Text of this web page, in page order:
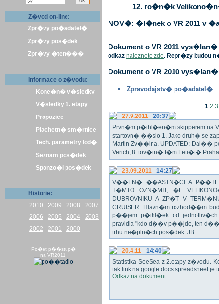
Z�vod on-line:
Zpr�vy po�adatel�
Zpr�vy pos�dek
Zpr�vy �ten���
Informace o z�vodu:
Kone�n� v�sledky
V�sledky 1. etapy
Propozice
Plachetn� sm�rnice
Tech. parametry lod�
Seznam pos�dek
Sponzo�i pos�dek
Historie:
2010
2009 2008
2007
2006
2005 2004
2003
2002
2001 2000
Po�et p��stup�
na VR2011:
12. ro�n�k
NOV�: �l�nek o VR 2011 v
Dokument o VR 2011
odkaz naleznete zde. Repr�zy budou
Dokument o VR 2010
Zpravodajstv� po�adatel�
1 2 3
27.9.2011
20:37
Prvn�m p�ihl�en�m skipperem na
startovn� ��slo 1. Jako druh� se
Martin Zv��ina. UPDATED: Dal��
Verich, 8. tov�rn� t�m Leti�t� Praha
23.09.2011
14:27
V��EN� ��ASTN�CI A
T�MTO OZN�MIT, �E
DUBROVNIKU A ZP�T V
CRUISER. Hlavn�m rozhod��m
p��jem p�ihl�ek od
pravidla "kdo d��v p��jde, ten
trhu ne�pln�ch pos�dek. JB
20.4.11
14:40
Statistika SeeSea z 2.etapy z�vodu.
tak link na google docs spreadsheet je
Odkaz na dokument